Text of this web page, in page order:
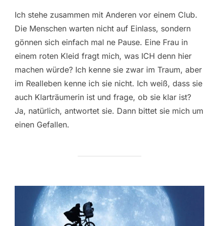
Ich stehe zusammen mit Anderen vor einem Club.
Die Menschen warten nicht auf Einlass, sondern
gönnen sich einfach mal ne Pause. Eine Frau in
einem roten Kleid fragt mich, was ICH denn hier
machen würde? Ich kenne sie zwar im Traum, aber
im Realleben kenne ich sie nicht. Ich weiß, dass sie
auch Klarträumerin ist und frage, ob sie klar ist?
Ja, natürlich, antwortet sie. Dann bittet sie mich um
einen Gefallen.